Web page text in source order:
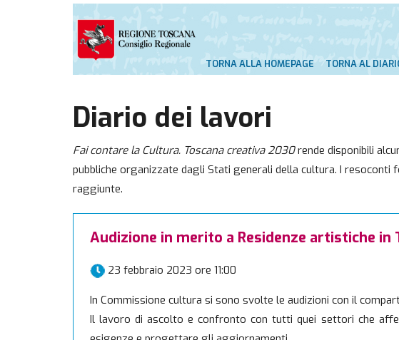
TORNA ALLA HOMEPAGE TORNA AL
Diario dei lavori
Fai contare la Cultura. Toscana creativa 2030rende disponibili
pubbliche organizzate dagli Stati generali della cultura. I resoconti
raggiunte.
Audizione in merito a Residenze artistiche
23 febbraio 2023 ore 11:00
In Commissione cultura si sono svolte le audizioni con il
Il lavoro di ascolto e confronto con tutti quei settori che